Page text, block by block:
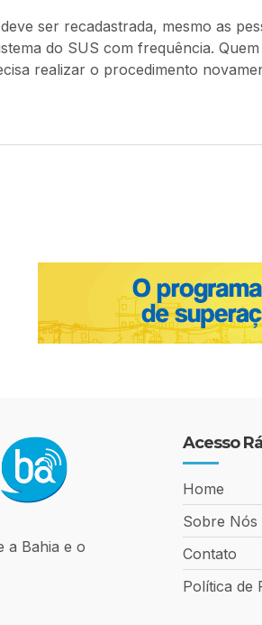
ser recadastrada, mesmo as
do SUS com frequência.
realizar o procedimento
a Bahia e o
Acesso
Home
Sobre Nós
Contato
Política de